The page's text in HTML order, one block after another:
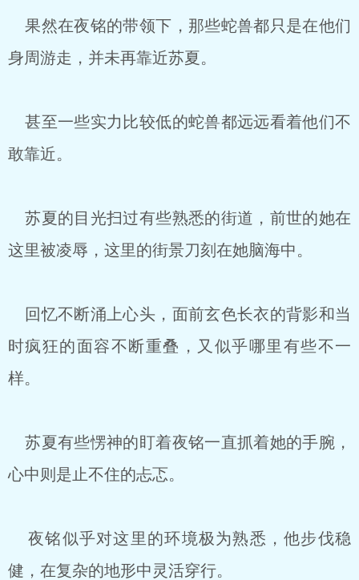
果然在夜铭的带领下，那些蛇兽都只是在他们
身周游走，并未再靠近苏夏。
甚至一些实力比较低的蛇兽都远远看着他们不
敢靠近。
苏夏的目光扫过有些熟悉的街道，前世的她在
这里被凌辱，这里的街景刀刻在她脑海中。
回忆不断涌上心头，面前玄色长衣的背影和当
时疯狂的面容不断重叠，又似乎哪里有些不一
样。
苏夏有些愣神的盯着夜铭一直抓着她的手腕，
心中则是止不住的忐忑。
夜铭似乎对这里的环境极为熟悉，他步伐稳
健，在复杂的地形中灵活穿行。